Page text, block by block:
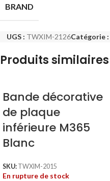
BRAND
UGS : TWXIM-2126Catégorie :
Produits similaires
Bande décorative
de plaque
inférieure M365
Blanc
SKU: TWXIM-2015
En rupture de stock